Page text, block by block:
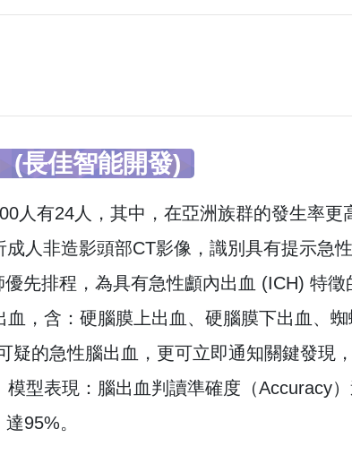
(長佳智能開發)
人有24人，其中，在亞洲族群的發生率更
人非造影頭部CT影像，識別具有提示急
先排程，為具有急性顱內出血 (ICH) 特
，含：硬腦膜上出血、硬腦膜下出血、
疑的急性腦出血，更可立即通知關鍵發現
型表現：腦出血判讀準確度（Accuracy
95%。